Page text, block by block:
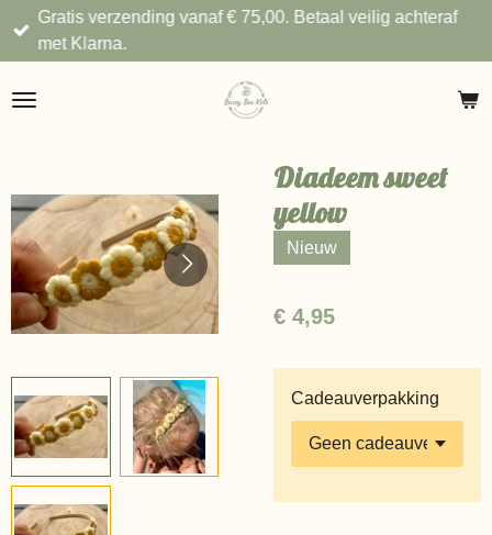
Ga
direct
de
Gratis verzending vanaf € 75,00. Betaal veilig achteraf
met Klarna.
Diadeem sweet
yellow
Nieuw
€ 4,95
Cadeauverpakking